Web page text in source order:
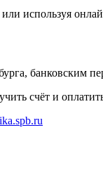
используя
банковским
счёт и